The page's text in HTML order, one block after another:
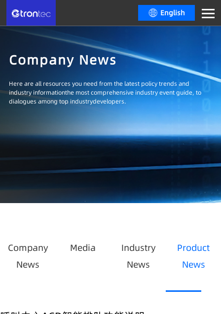
English
Company News
Here are all resources you need from the latest policy trends and
industry informationthe most comprehensive industry event guide, to
dialogues among top industrydevelopers.
Company
News
Media
Industry
News
Product
News